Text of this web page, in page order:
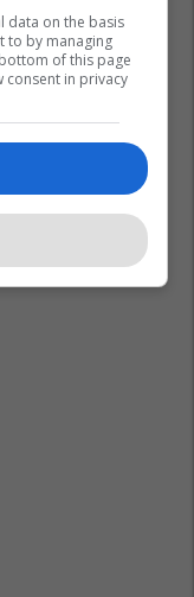
data on the basis
to by managing
of this page
consent in privacy